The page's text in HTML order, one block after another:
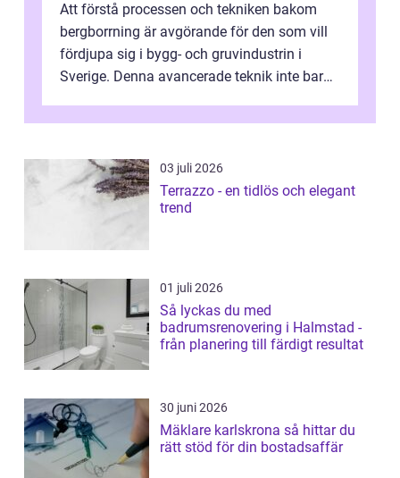
Att förstå processen och tekniken bakom
bergborrning är avgörande för den som vill
fördjupa sig i bygg- och gruvindustrin i
Sverige. Denna avancerade teknik inte bara
03 juli 2026
Terrazzo - en tidlös och elegant
trend
01 juli 2026
Så lyckas du med
badrumsrenovering i Halmstad -
från planering till färdigt resultat
30 juni 2026
Mäklare karlskrona så hittar du
rätt stöd för din bostadsaffär